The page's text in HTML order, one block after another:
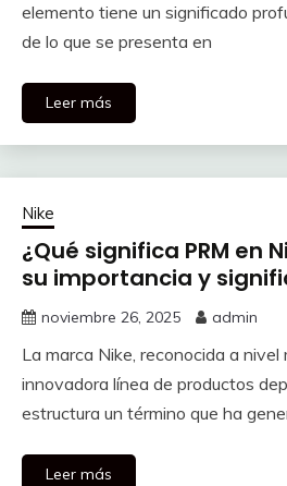
elemento tiene un significado
de lo que se presenta en
Leer más
Nike
¿Qué significa PRM en
su importancia y
noviembre 26, 2025 admin
La marca Nike, reconocida a nivel
innovadora línea de productos
estructura un término que ha
Leer más